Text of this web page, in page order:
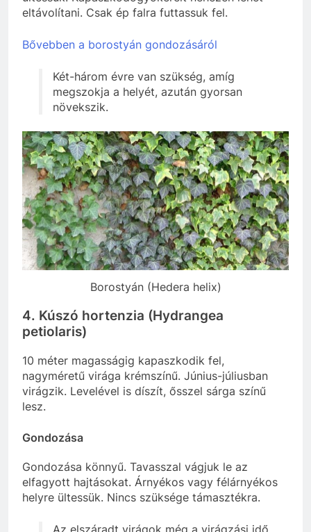
eltávolítani. Csak ép falra futtassuk fel.
Bővebben a borostyán gondozásáról
Két-három évre van szükség, amíg
megszokja a helyét, azután gyorsan
növekszik.
Borostyán (Hedera helix)
4. Kúszó hortenzia (Hydrangea
petiolaris)
10 méter magasságig kapaszkodik fel,
nagyméretű virága krémszínű. Június-júliusban
virágzik. Levelével is díszít, ősszel sárga színű
lesz.
Gondozása
Gondozása könnyű. Tavasszal vágjuk le az
elfagyott hajtásokat. Árnyékos vagy félárnyékos
helyre ültessük. Nincs szüksége támasztékra.